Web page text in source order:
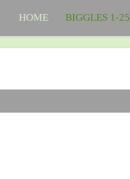
HOME BIGGLES 1-25